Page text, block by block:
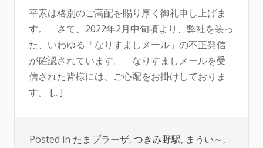
平素は格別のご高配を賜り厚く御礼申し上げま
す。 さて、2022年2月中旬頃より、弊社を装っ
た、いわゆる「なりすましメール」の不正発信
が確認されています。 なりすましメールを受
信された皆様には、ご心配をお掛けしておりま
す。 […]
Posted in たまプラーザ, つきみ野駅, まうい～,